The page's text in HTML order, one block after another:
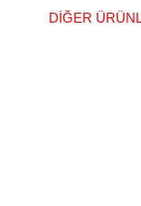
DİĞER